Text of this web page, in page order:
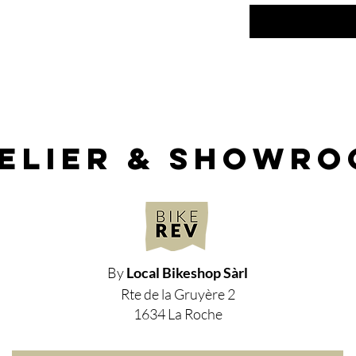
&
ByLocal Bikeshop Sàrl
Rte de la Gruyère 2
1634 La Roche